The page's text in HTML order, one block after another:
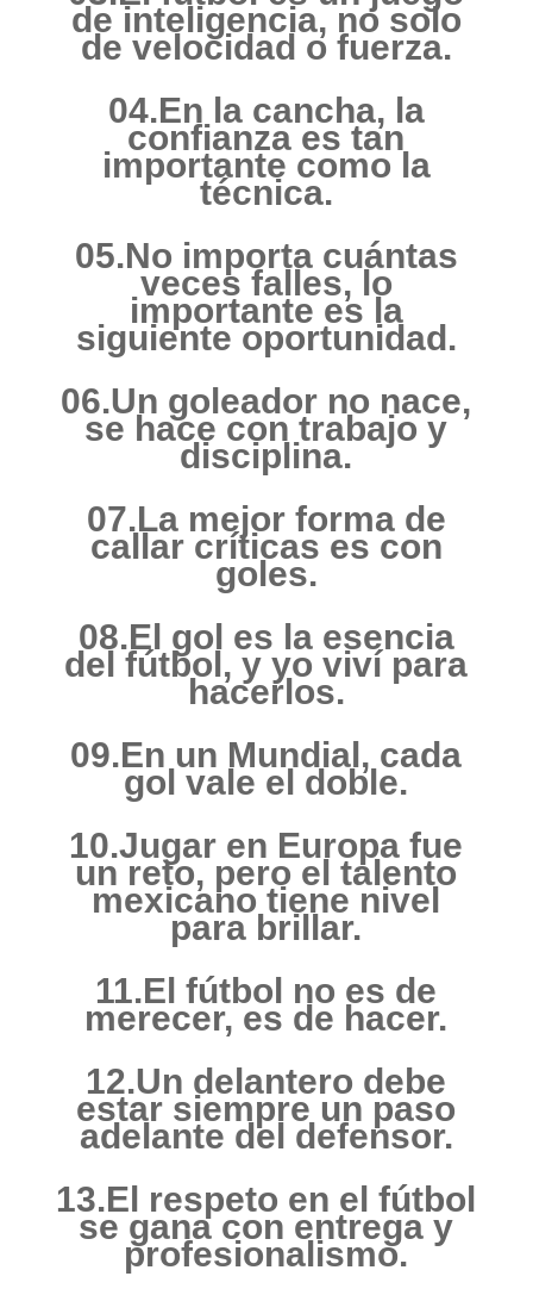
de inteligencia, no solo
de velocidad o fuerza.
04.En la cancha, la
confianza es tan
importante como la
técnica.
05.No importa cuántas
veces falles, lo
importante es la
siguiente oportunidad.
06.Un goleador no nace,
se hace con trabajo y
disciplina.
07.La mejor forma de
callar críticas es con
goles.
08.El gol es la esencia
del fútbol, y yo viví para
hacerlos.
09.En un Mundial, cada
gol vale el doble.
10.Jugar en Europa fue
un reto, pero el talento
mexicano tiene nivel
para brillar.
11.El fútbol no es de
merecer, es de hacer.
12.Un delantero debe
estar siempre un paso
adelante del defensor.
13.El respeto en el fútbol
se gana con entrega y
profesionalismo.